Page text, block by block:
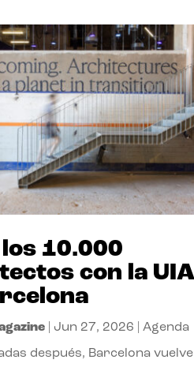
los 10.000
con la UIA
| Jun 27, 2026 Agenda
después, Barcelona vuelve